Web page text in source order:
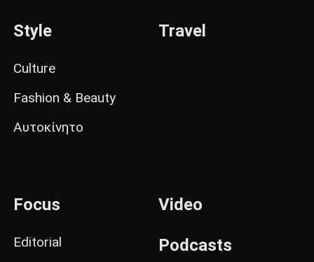
Style
Culture
Fashion & Beauty
Αυτοκίνητο
Travel
Focus
Editorial
Video
Podcasts